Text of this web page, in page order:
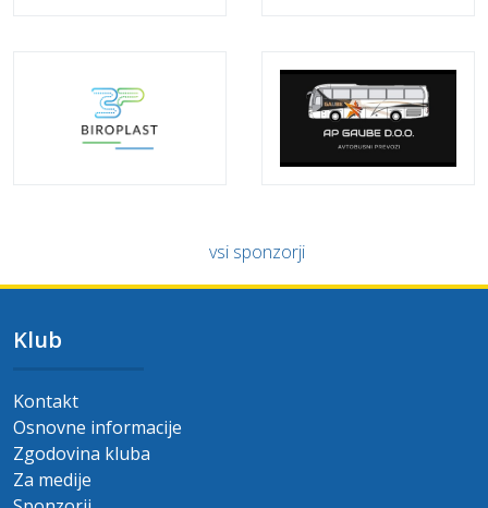
vsi sponzorji
Klub
Kontakt
Osnovne informacije
Zgodovina kluba
Za medije